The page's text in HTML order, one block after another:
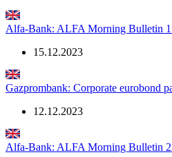
Alfa-Bank: ALFA Morning Bulletin
15.12.2023
Gazprombank: Corporate eurobond
12.12.2023
Alfa-Bank: ALFA Morning Bulletin